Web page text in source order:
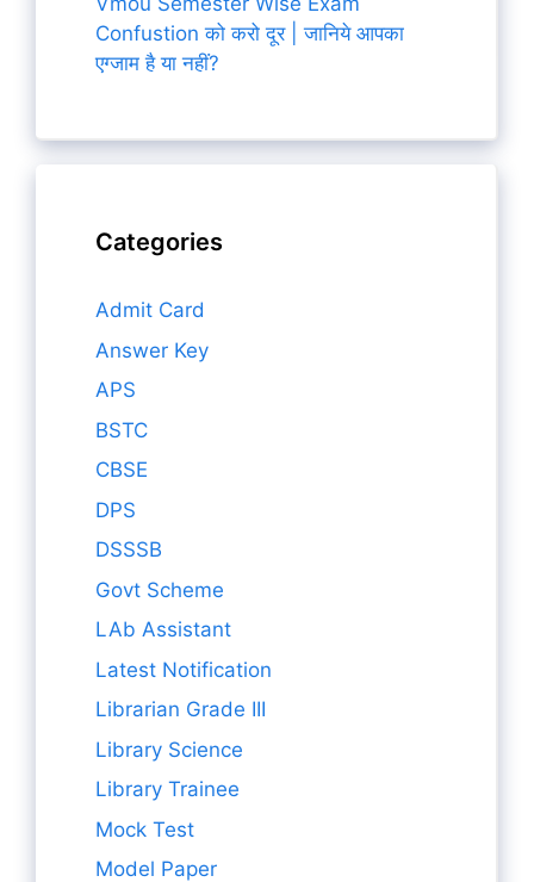
Confustion को करो दूर | जानिये आपका
एग्जाम है या नहीं?
Categories
Admit Card
Answer Key
APS
BSTC
CBSE
DPS
DSSSB
Govt Scheme
LAb Assistant
Latest Notification
Librarian Grade III
Library Science
Library Trainee
Mock Test
Model Paper